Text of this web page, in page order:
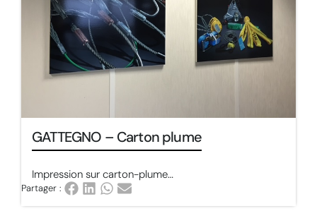
GATTEGNO – Carton plume
Impression sur carton-plume…
Partager :